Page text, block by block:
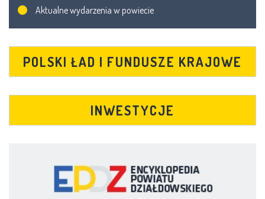
Aktualne wydarzenia w powiecie
POLSKI ŁAD I FUNDUSZE KRAJOWE
INWESTYCJE